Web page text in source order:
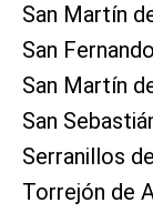
San Martín
San
San Martín
San
Serranillos
Torrejón de